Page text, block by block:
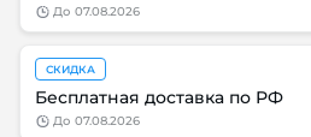
до 07.08.2026
СКИДКА
Бесплатная доставка по РФ
до 07.08.2026